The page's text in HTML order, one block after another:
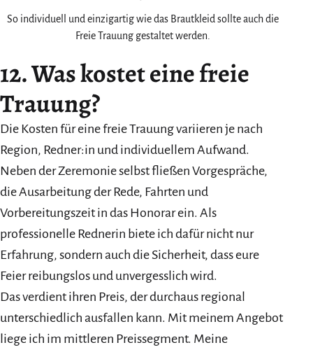
So individuell und einzigartig wie das Brautkleid sollte auch die
Freie Trauung gestaltet werden.
12. Was kostet eine freie
Trauung?
Die Kosten für eine freie Trauung variieren je nach
Region, Redner:in und individuellem Aufwand.
Neben der Zeremonie selbst fließen Vorgespräche,
die Ausarbeitung der Rede, Fahrten und
Vorbereitungszeit in das Honorar ein. Als
professionelle Rednerin biete ich dafür nicht nur
Erfahrung, sondern auch die Sicherheit, dass eure
Feier reibungslos und unvergesslich wird.
Das verdient ihren Preis, der durchaus regional
unterschiedlich ausfallen kann. Mit meinem Angebot
liege ich im mittleren Preissegment. Meine